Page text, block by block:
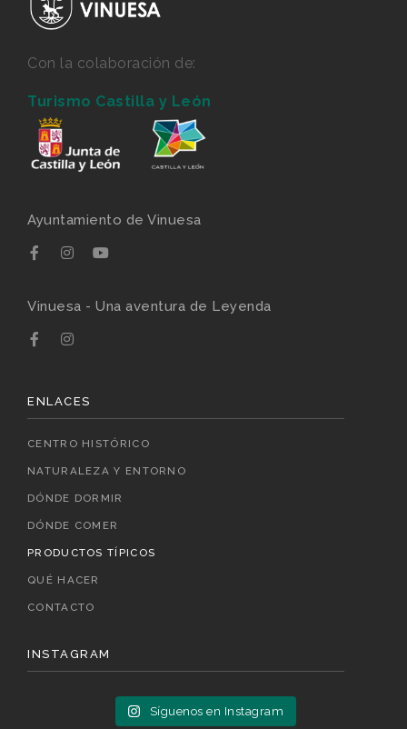
Con la colaboración de:
Turismo Castilla y León
Ayuntamiento de Vinuesa
Vinuesa - Una aventura de Leyenda
ENLACES
CENTRO HISTÓRICO
NATURALEZA Y ENTORNO
DÓNDE DORMIR
DÓNDE COMER
PRODUCTOS TÍPICOS
QUÉ HACER
CONTACTO
INSTAGRAM
Síguenos en Instagram